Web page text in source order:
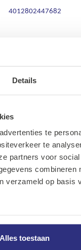
Details
te
te
partners voor
combineren
verzameld op basis
Alles toestaan
4012802447682
0